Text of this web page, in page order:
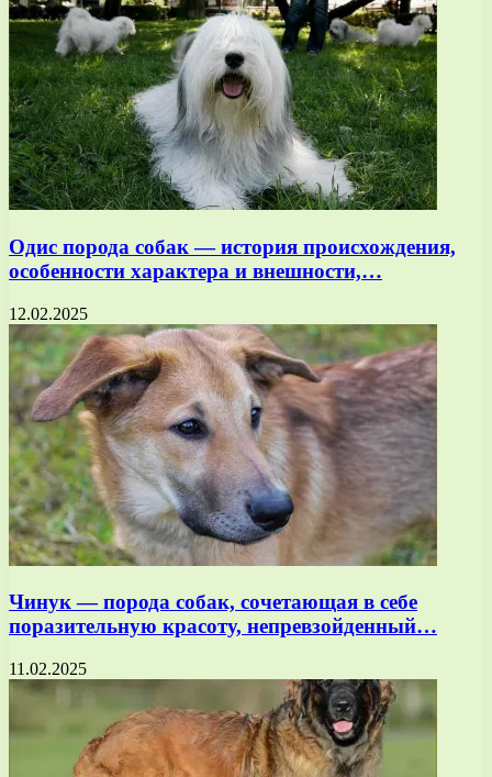
Одис порода собак — история происхождения,
особенности характера и внешности,…
12.02.2025
Чинук — порода собак, сочетающая в себе
поразительную красоту, непревзойденный…
11.02.2025